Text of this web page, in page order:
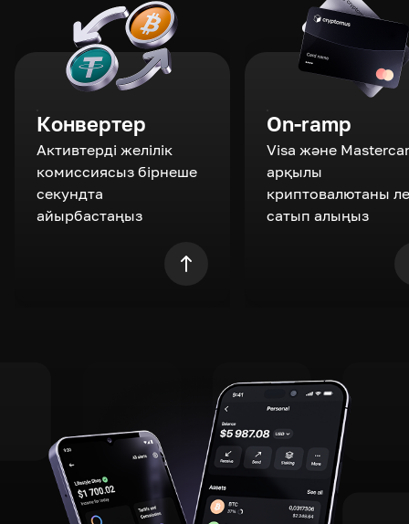
Конвертер
Активтерді желілік
комиссиясыз бірнеше
секундта
айырбастаңыз
On-ramp
Visa және
арқылы
криптовалютаны
сатып алыңыз